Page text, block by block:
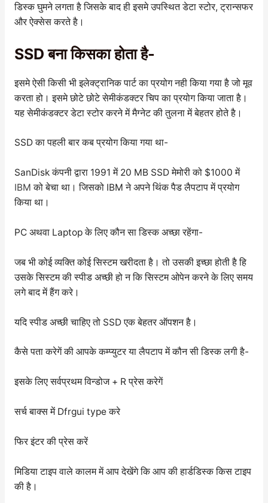
डिस्क घुमने लगता है जिसके बाद ही इसमे उपस्थित डेटा स्टोर, ट्रान्सफर
और ऐक्सेस करते है।
SSD बना किसका होता है-
इसमे ऐसी किसी भी इलेक्ट्रानिक पार्ट का प्रयोग नही किया गया है जो मूव
करता हो। इसमे छोटे छोटे सेमीकंडक्टर चिप का प्रयोग किया जाता है।
यह सेमीकंडक्टर डेटा स्टोर करने में मैग्नेट की तुलना में बेहतर होते है।
SSD का पहली बार कब प्रयोग किया गया था-
SanDisk कंपनी द्वारा 1991 में 20 MB SSD मेमोरी को $1000 में
IBM को बेचा था। जिसको IBM ने अपने थिंक पैड लैपटाप में प्रयोग
किया था।
PC अथवा Laptop के लिए कौन सा डिस्क अच्छा रहेंगा-
जब भी कोई व्यक्ति कोई सिस्टम खरीदता है। तो उसकी इच्छा होती है हि
उसके सिस्टम की स्पीड अच्छी हो न कि सिस्टम ओपेन करने के लिए समय
लगे बाद में हैंग करे।
यदि स्पीड अच्छी चाहिए तो SSD एक बेहतर ऑपशन है।
कैसे पता करेगें की आपके कम्प्युटर या लैपटाप में कौन सी डिस्क लगी है-
इसके लिए सर्वप्रथम विन्डोज + R प्रेस करेगें
सर्च बाक्स में Dfrgui type करे
फिर इंटर की प्रेस करें
मिडिया टाइप वाले कालम में आप देखेंगे कि आप की हार्डडिस्क किस टाइप
की है।